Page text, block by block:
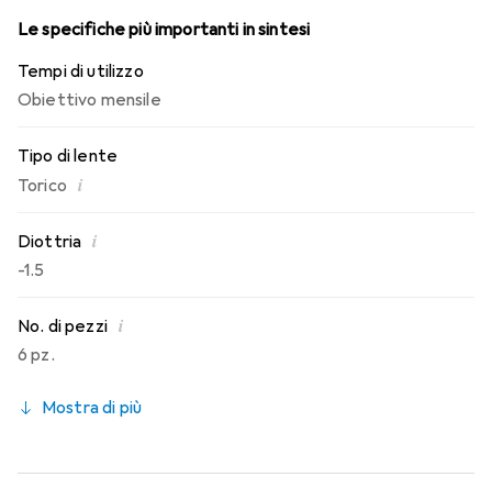
Le specifiche più importanti in sintesi
Tempi di utilizzo
Obiettivo mensile
Tipo di lente
Torico i
Diottria i
-1.5
No. di pezzi i
6 pz.
Mostra di più